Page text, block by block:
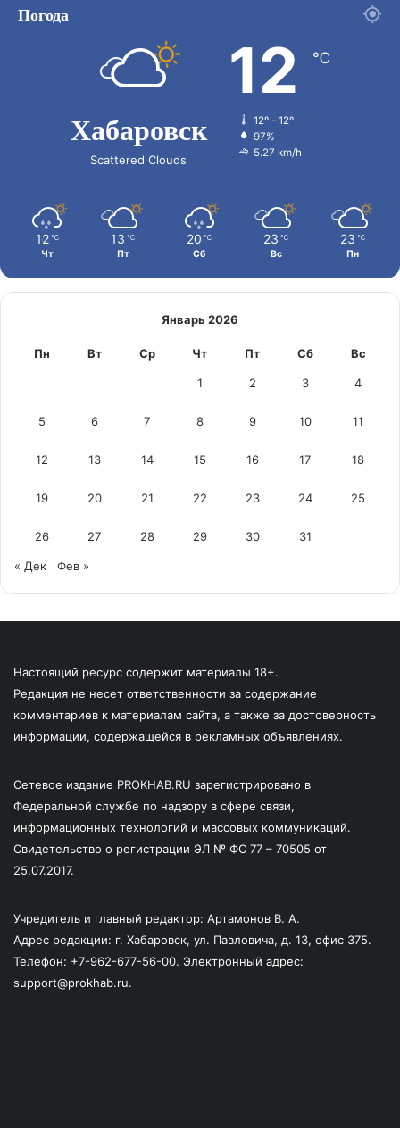
Погода
Хабаровск
Scattered Clouds
12 ℃
12º - 12º
97%
5.27 km/h
12 ℃
Чт
13 ℃
Пт
20 ℃
Сб
23 ℃
Вс
23 ℃
Пн
Январь 2026
Пн Вт Ср Чт Пт Сб Вс
1 2 3 4
5 6 7 8 9 10 11
12 13 14 15 16 17 18
19 20 21 22 23 24 25
26 27 28 29 30 31
« Дек Фев »
Настоящий ресурс содержит материалы 18+.
Редакция не несет ответственности за содержание
комментариев к материалам сайта, а также за достоверность
информации, содержащейся в рекламных объявлениях.
Сетевое издание PROKHAB.RU зарегистрировано в
Федеральной службе по надзору в сфере связи,
информационных технологий и массовых коммуникаций.
Свидетельство о регистрации ЭЛ № ФС 77 – 70505 от
25.07.2017.
Учредитель и главный редактор: Артамонов В. А.
Адрес редакции: г. Хабаровск, ул. Павловича, д. 13, офис 375.
Телефон: +7-962-677-56-00. Электронный адрес:
support@prokhab.ru.